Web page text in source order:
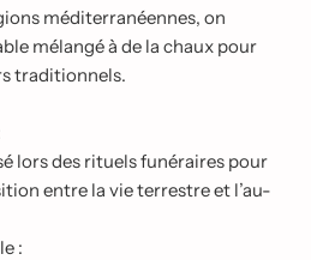
méditerranéennes, on
mélangé à de la chaux pour
traditionnels.
lors des rituels funéraires pour
entre la vie terrestre et l’au-
: